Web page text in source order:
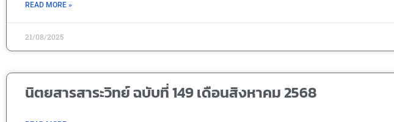
READ MORE »
21/08/2025
นิตยสารสาระวิทย์ ฉบับที่ 149 เดือนสิงหาคม 2568